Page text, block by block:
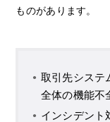
ものがあります。
取引先システ
全体の機能不
インシデント